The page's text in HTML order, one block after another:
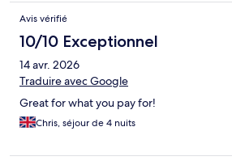
Avis vérifié
10/10 Exceptionnel
14 avr. 2026
Traduire avec Google
Great for what you pay for!
Chris, séjour de 4 nuits